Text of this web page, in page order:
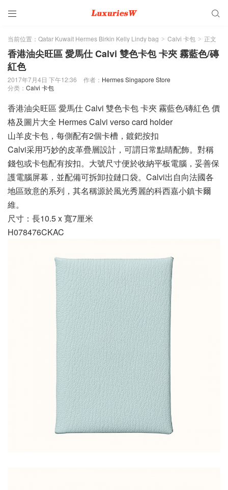
 
当前位置： Qatar Kuwait Hermes Birkin Kelly Lindy bag > Calvi 卡包 > 正文
香港油尖旺區 愛馬仕 Calvi 雙色卡包 卡夾 霧藍色/磚
紅色
2017年7月4日 下午12:36 作者： Hermes Singapore Store
分类： Calvi 卡包
香港油尖旺區 愛馬仕 Calvi 雙色卡包 卡夾 霧藍色/磚紅色 價
格及圖片大全 Hermes Calvi verso card holder
山羊皮卡包，每側配有2個卡槽，鍍鈀按扣
Calvi采用巧妙的皮革疊層設計，可謂日常點睛配飾。對稱
錢包或卡包配有按扣。大號尺寸便於收納平板電腦，妥善保
護電腦屏幕，並配備可拆卸拉鏈口袋。Calvi出自向法國各
地區致意的系列，其名稱源於風光秀麗的科西嘉小鎮卡爾
維。
尺寸：長10.5 x 寬7厘米
H078476CKAC